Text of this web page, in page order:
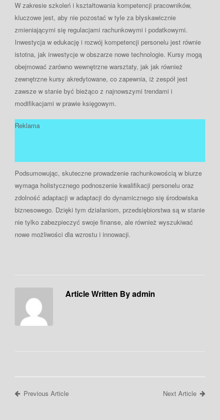
W zakresie szkoleń i kształtowania kompetencji pracowników,
kluczowe jest, aby nie pozostać w tyle za błyskawicznie
zmieniającymi się regulacjami rachunkowymi i podatkowymi.
Inwestycja w edukację i rozwój kompetencji personelu jest równie
istotna, jak inwestycje w obszarze nowe technologie. Kursy mogą
obejmować zarówno wewnętrzne warsztaty, jak jak również
zewnętrzne kursy akredytowane, co zapewnia, iż zespół jest
zawsze w stanie być bieżąco z najnowszymi trendami i
modifikacjami w prawie księgowym.
Reklama
Podsumowując, skuteczne prowadzenie rachunkowością w biurze
wymaga holistycznego podnoszenie kwalifikacji personelu oraz
zdolność adaptacji w adaptacji do dynamicznego się środowiska
biznesowego. Dzięki tym działaniom, przedsiębiorstwa są w stanie
nie tylko zabezpieczyć swoje finanse, ale również wyszukiwać
nowe możliwości dla wzrostu i innowacji.
Article Written By admin
Previous Article Next Article